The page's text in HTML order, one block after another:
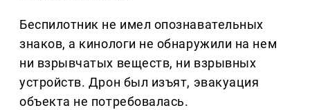
Беспилотник не имел опознавательных
знаков, а кинологи не обнаружили на нем
ни взрывчатых веществ, ни взрывных
устройств. Дрон был изъят, эвакуация
объекта не потребовалась.